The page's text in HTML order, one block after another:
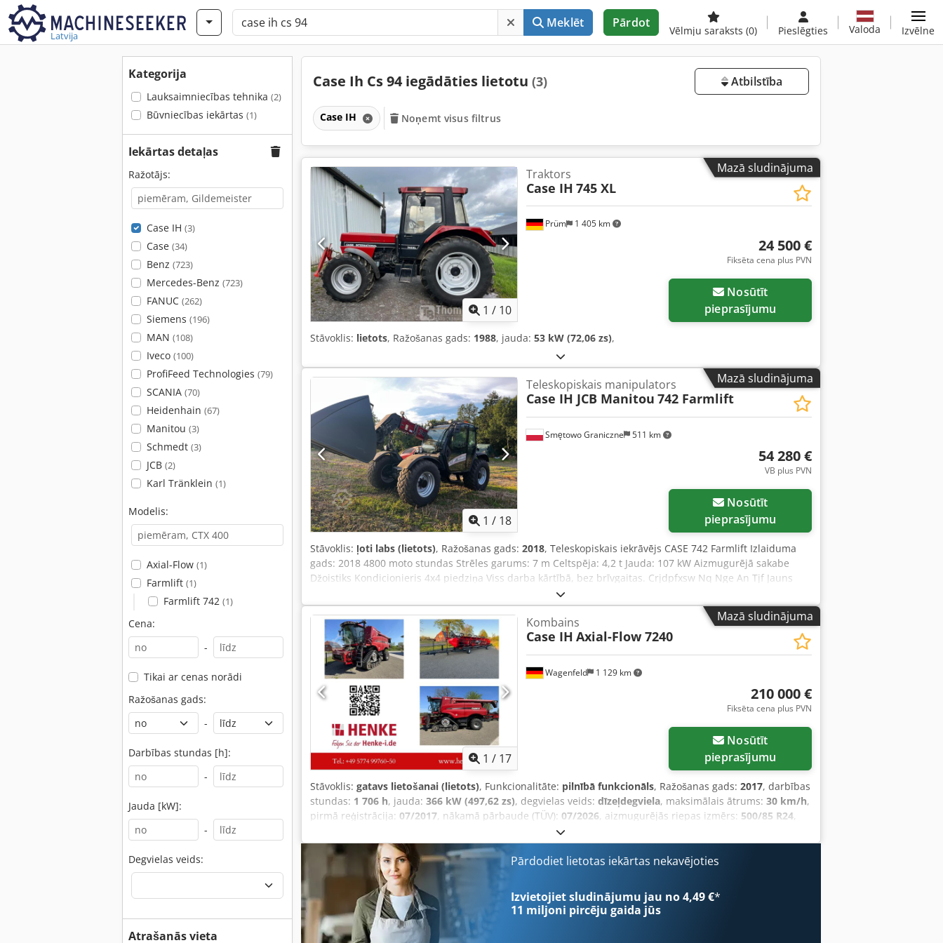
Latvija
Meklēt Pārdot
Vēlmju saraksts (0) Pieslēgties Valoda Izvēlne
Kategorija
Lauksaimniecības tehnika (2)
Būvniecības iekārtas (1)
Iekārtas detaļas
Ražotājs:
Case IH (3)
Case (34)
Benz (723)
Mercedes-Benz (723)
FANUC (262)
Siemens (196)
MAN (108)
Iveco (100)
ProfiFeed Technologies (79)
SCANIA (70)
Heidenhain (67)
Manitou (3)
Schmedt (3)
JCB (2)
Karl Tränklein (1)
Modelis:
Axial-Flow (1)
Farmlift (1)
Farmlift 742 (1)
Cena:
-
Tikai ar cenas norādi
Ražošanas gads:
-
Darbības stundas [h]:
-
Jauda [kW]:
-
Degvielas veids:
Atrašanās vieta
Case Ih Cs 94 iegādāties lietotu (3) Atbilstība
Case IH Noņemt visus filtrus
Mazā sludinājuma
1 / 10
Prüm 1 405 km
Traktors
Case IH 745 XL
24 500 €
Fiksēta cena plus PVN
pieprasījumu
Stāvoklis: lietots, Ražošanas gads: 1988, jauda: 53 kW (72,06 zs),
Mazā sludinājuma
1 / 18
Smętowo Graniczne 511 km
Teleskopiskais manipulators
Case IH JCB Manitou 742 Farmlift
54 280 €
VB plus PVN
pieprasījumu
Stāvoklis: ļoti labs (lietots), Ražošanas gads: 2018, Teleskopiskais iekrāvējs CASE 742 Farmlift Izlaiduma
gads: 2018 4800 moto stundas Strēles garums: 7 m Celtspēja: 4,2 t Jauda: 107 kW Aizmugurējā sakabe
Džoistiks Kondicionieris 4x4 piedziņa Viss darba kārtībā, bez brīvgaitas. Crjdpfxsw Nq Nge An Tjf Jauns
Mazā sludinājuma
1 / 17
Wagenfeld 1 129 km
Kombains
Case IH Axial-Flow 7240
210 000 €
Fiksēta cena plus PVN
pieprasījumu
Stāvoklis: gatavs lietošanai (lietots), Funkcionalitāte: pilnībā funkcionāls, Ražošanas gads: 2017, darbības
stundas: 1 706 h, jauda: 366 kW (497,62 zs), degvielas veids: dīzeļdegviela, maksimālais ātrums: 30 km/h,
pirmā reģistrācija: 07/2017, nākamā pārbaude (TÜV): 07/2026, aizmugurējās riepas izmērs: 500/85 R24,
, Aprīkojums:
kabīne, piekabes sakabe, rapšu griezējs, Pēc pilnvarotās personas uzdevuma mēs piedāvājam šādu
lietotu preci pārdošanai: Case-IH kombains AF 7240 ar ST rotoru Credpfx Anezabtde Tjf Šasijas Nr.:
YHG233775 Garengrieztais ST rotors 30 km/h versija 6-cilindru dzinējs Jauda: 366 kW (497 ZS) Priekšējie
riteņi: amortizēti kāpurķēžu mehānismi 610 mm Aizmugurējie riteņi: 500/85 R24 HID darba apgaismojuma
komplekts AC FAN automātiska ventilatora apgriezienu regulācija Regulējama izmešanas tūtā Cross-Flow
šķērsplūsmas ventilators Hidrauliskā piedziņa Redekop smalcinātājs Xtra Chop Pilns Accu Guide
komplekts Stūrēšana ar Egnos – iespējama pārbūve ar esošo RTK antenu LED darba apgaismojuma
Pārdodiet lietotas iekārtas nekavējoties
Izvietojiet sludinājumu jau no 4,49 €*
11 miljoni pircēju gaida jūs